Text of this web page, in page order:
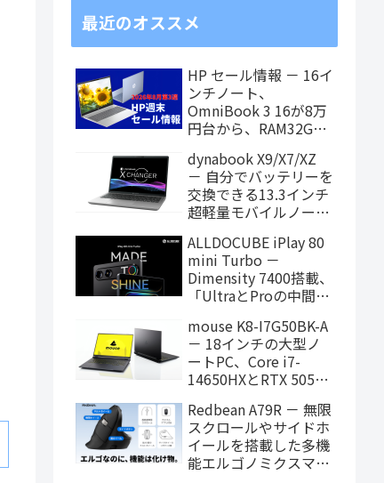
最近のオススメ
HP セール情報 － 16イ
ンチノート、
OmniBook 3 16が8万
円台から、RAM32GB
価格に！
dynabook X9/X7/XZ
－ 自分でバッテリーを
交換できる13.3インチ
超軽量モバイルノート
に！
ALLDOCUBE iPlay 80
mini Turbo －
Dimensity 7400搭載、
「UltraとProの中間ス
タブレット、発売記念
価格は29,999円！
mouse K8-I7G50BK-A
－ 18インチの大型ノ
ートPC、Core i7-
14650HXとRTX 5050
エイティブも快適にこ
なせます
Redbean A79R － 無限
スクロールやサイドホ
イールを搭載した多機
能エルゴノミクスマウ